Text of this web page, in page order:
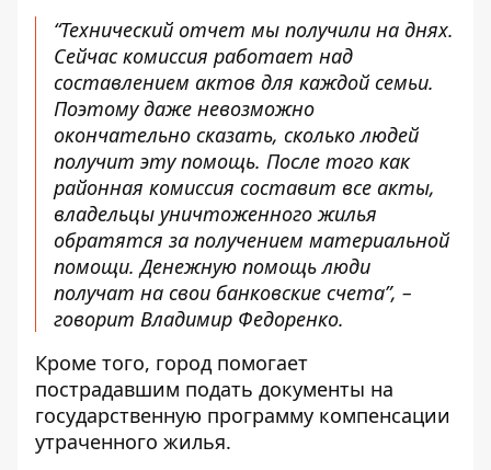
“Технический отчет мы получили на днях.
Сейчас комиссия работает над
составлением актов для каждой семьи.
Поэтому даже невозможно
окончательно сказать, сколько людей
получит эту помощь. После того как
районная комиссия составит все акты,
владельцы уничтоженного жилья
обратятся за получением материальной
помощи. Денежную помощь люди
получат на свои банковские счета”, –
говорит Владимир Федоренко.
Кроме того, город помогает
пострадавшим подать документы на
государственную программу компенсации
утраченного жилья.